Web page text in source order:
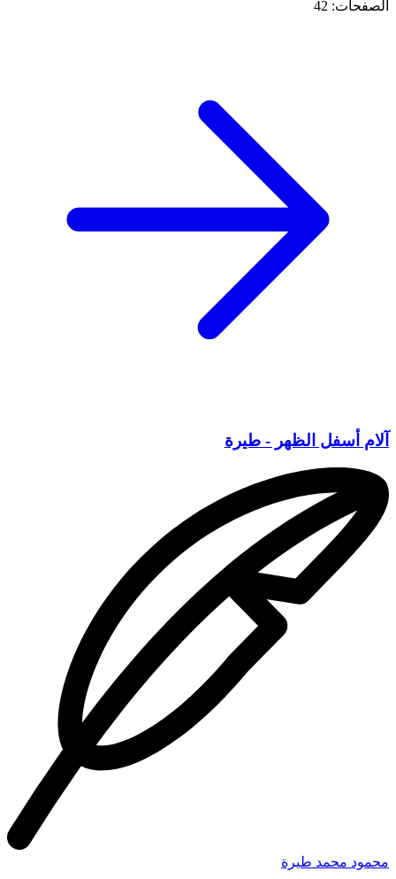
الصفحات: 42
آلام أسفل الظهر - طيرة
محمود محمد طيرة